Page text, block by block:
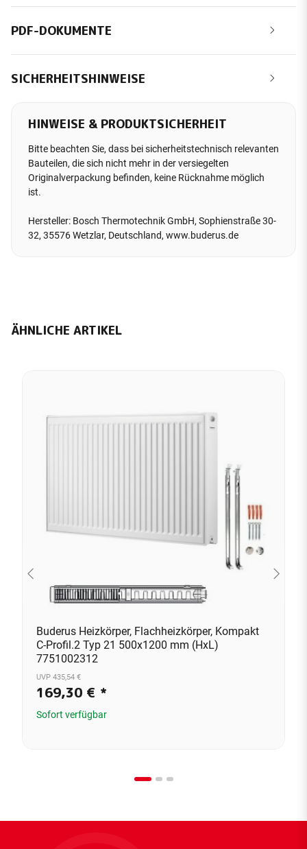
PDF-DOKUMENTE
SICHERHEITSHINWEISE
HINWEISE & PRODUKTSICHERHEIT
Bitte beachten Sie, dass bei sicherheitstechnisch relevanten
Bauteilen, die sich nicht mehr in der versiegelten
Originalverpackung befinden, keine Rücknahme möglich
ist.
Hersteller: Bosch Thermotechnik GmbH, Sophienstraße 30-
32, 35576 Wetzlar, Deutschland, www.buderus.de
ÄHNLICHE ARTIKEL
Buderus Heizkörper, Flachheizkörper, Kompakt
C-Profil.2 Typ 21 500x1200 mm (HxL)
7751002312
UVP 435,54 €
169,30 € *
Sofort verfügbar